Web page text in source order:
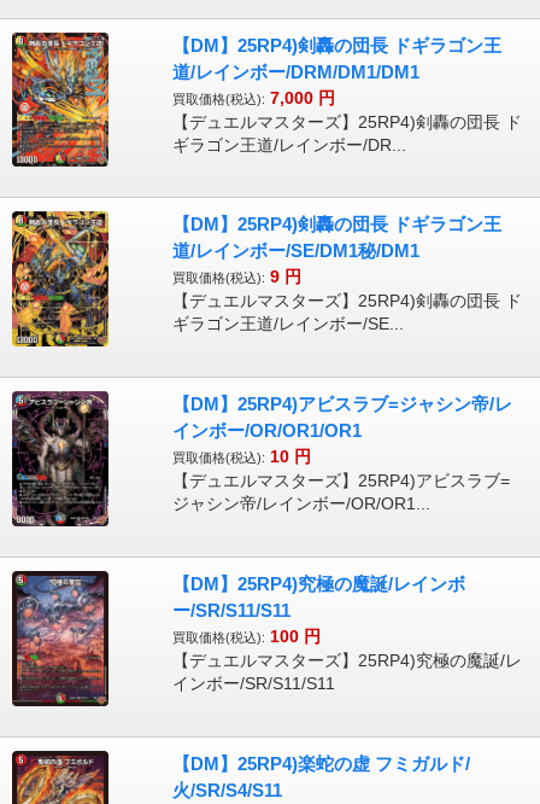
【DM】25RP4)剣轟の団長 ドギラゴン王
道/レインボー/DRM/DM1/DM1
買取価格(税込): 7,000 円
【デュエルマスターズ】25RP4)剣轟の団長 ド
ギラゴン王道/レインボー/DR...
【DM】25RP4)剣轟の団長 ドギラゴン王
道/レインボー/SE/DM1秘/DM1
買取価格(税込): 9 円
【デュエルマスターズ】25RP4)剣轟の団長 ド
ギラゴン王道/レインボー/SE...
【DM】25RP4)アビスラブ=ジャシン帝/レ
インボー/OR/OR1/OR1
買取価格(税込): 10 円
【デュエルマスターズ】25RP4)アビスラブ=
ジャシン帝/レインボー/OR/OR1...
【DM】25RP4)究極の魔誕/レインボ
ー/SR/S11/S11
買取価格(税込): 100 円
【デュエルマスターズ】25RP4)究極の魔誕/レ
インボー/SR/S11/S11
【DM】25RP4)楽蛇の虚 フミガルド/
火/SR/S4/S11